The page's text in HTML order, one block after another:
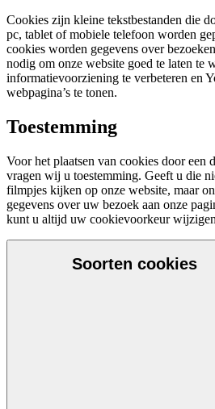
Cookies zijn kleine tekstbestanden die
pc, tablet of mobiele telefoon worden
cookies worden gegevens over
nodig om onze website goed te laten te
informatievoorziening te verbeteren en
webpagina’s te tonen.
Toestemming
Voor het plaatsen van cookies door een
vragen wij u toestemming. Geeft u die
filmpjes kijken op onze website, maar
gegevens over uw bezoek aan onze
kunt u altijd uw cookievoorkeur
Soorten cookies